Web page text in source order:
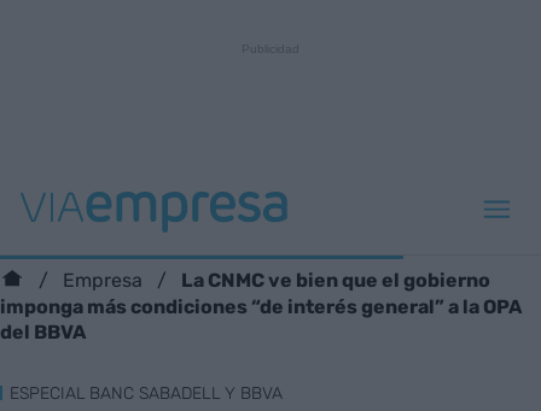
Empresa
La CNMC ve bien que el gobierno
imponga más condiciones “de interés general” a la OPA
del BBVA
ESPECIAL BANC SABADELL Y BBVA